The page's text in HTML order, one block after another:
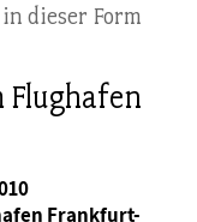
dieser Form
Frankfurt-